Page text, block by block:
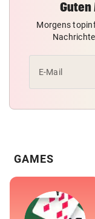
Guten
Morgens
E-Mail
GAMES